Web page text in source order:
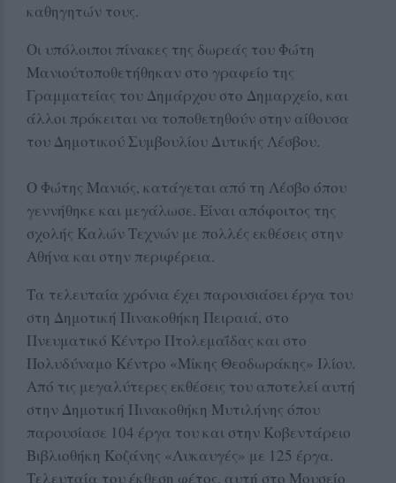
καθηγητών τους.
Οι υπόλοιποι πίνακες της δωρεάς του Φώτη
Μανιούτοποθετήθηκαν στο γραφείο της
Γραμματείας του Δημάρχου στο Δημαρχείο, και
άλλοι πρόκειται να τοποθετηθούν στην αίθουσα
του Δημοτικού Συμβουλίου Δυτικής Λέσβου.
Ο Φώτης Μανιός, κατάγεται από τη Λέσβο όπου
γεννήθηκε και μεγάλωσε. Είναι απόφοιτος της
σχολής Καλών Τεχνών με πολλές εκθέσεις στην
Αθήνα και στην περιφέρεια.
Τα τελευταία χρόνια έχει παρουσιάσει έργα του
στη Δημοτική Πινακοθήκη Πειραιά, στο
Πνευματικό Κέντρο Πτολεμαΐδας και στο
Πολυδύναμο Κέντρο «Μίκης Θεοδωράκης» Ιλίου.
Από τις μεγαλύτερες εκθέσεις του αποτελεί αυτή
στην Δημοτική Πινακοθήκη Μυτιλήνης όπου
παρουσίασε 104 έργα του και στην Κοβεντάρειο
Βιβλιοθήκη Κοζάνης «Λυκαυγές» με 125 έργα.
Τελευταία του έκθεση φέτος, αυτή στο Μουσείο